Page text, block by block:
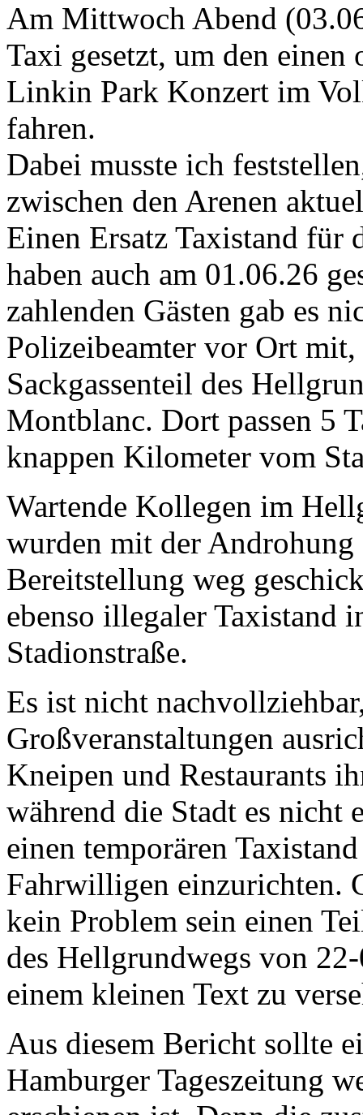
Am Mittwoch Abend
Taxi gesetzt, um den einen
Linkin Park Konzert im
fahren.
Dabei musste ich
zwischen den Arenen
Einen Ersatz Taxistand für
haben auch am 01.06.26
zahlenden Gästen gab es
Polizeibeamter vor Ort mit,
Sackgassenteil des
Montblanc. Dort passen 5
knappen Kilometer vom
Wartende Kollegen im
wurden mit der Androhung
Bereitstellung weg
ebenso illegaler Taxistand
Stadionstraße.
Es ist nicht
Großveranstaltungen
Kneipen und Restaurants
während die Stadt es nicht
einen temporären
Fahrwilligen einzurichten.
kein Problem sein einen
des Hellgrundwegs von
einem kleinen Text zu
Aus diesem Bericht sollte
Hamburger Tageszeitung